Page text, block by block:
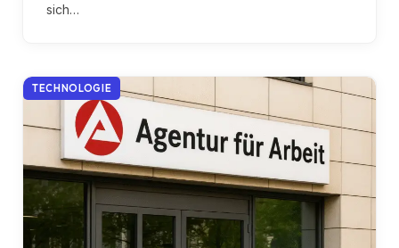
sich…
TECHNOLOGIE